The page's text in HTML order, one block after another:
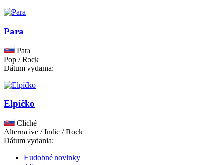
Para
Para
Pop / Rock
Dátum vydania:
Elpíčko
Cliché
Alternative / Indie / Rock
Dátum vydania:
Hudobné novinky